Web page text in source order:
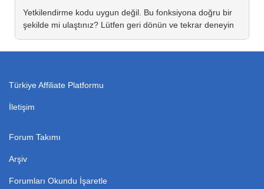
Yetkilendirme kodu uygun değil. Bu fonksiyona doğru bir
şekilde mi ulaştınız? Lütfen geri dönün ve tekrar deneyin
Türkiye Affiliate Platformu
İletişim
Forum Takımı
Arşiv
Forumları Okundu İşaretle